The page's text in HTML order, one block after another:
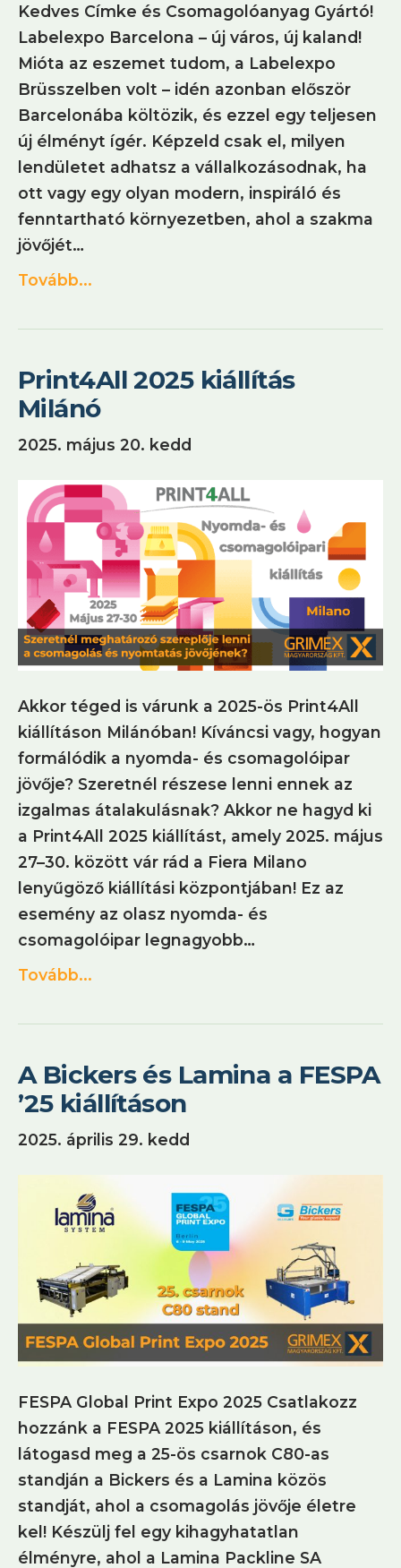
Kedves Címke és Csomagolóanyag Gyártó!
Labelexpo Barcelona – új város, új kaland!
Mióta az eszemet tudom, a Labelexpo
Brüsszelben volt – idén azonban először
Barcelonába költözik, és ezzel egy teljesen
új élményt ígér. Képzeld csak el, milyen
lendületet adhatsz a vállalkozásodnak, ha
ott vagy egy olyan modern, inspiráló és
fenntartható környezetben, ahol a szakma
jövőjét…
Tovább...
Print4All 2025 kiállítás
Milánó
2025. május 20. kedd
Akkor téged is várunk a 2025-ös Print4All
kiállításon Milánóban! Kíváncsi vagy, hogyan
formálódik a nyomda- és csomagolóipar
jövője? Szeretnél részese lenni ennek az
izgalmas átalakulásnak? Akkor ne hagyd ki
a Print4All 2025 kiállítást, amely 2025. május
27–30. között vár rád a Fiera Milano
lenyűgöző kiállítási központjában! Ez az
esemény az olasz nyomda- és
csomagolóipar legnagyobb…
Tovább...
A Bickers és Lamina a FESPA
’25 kiállításon
2025. április 29. kedd
FESPA Global Print Expo 2025 Csatlakozz
hozzánk a FESPA 2025 kiállításon, és
látogasd meg a 25-ös csarnok C80-as
standján a Bickers és a Lamina közös
standját, ahol a csomagolás jövője életre
kel! Készülj fel egy kihagyhatatlan
élményre, ahol a Lamina Packline SA